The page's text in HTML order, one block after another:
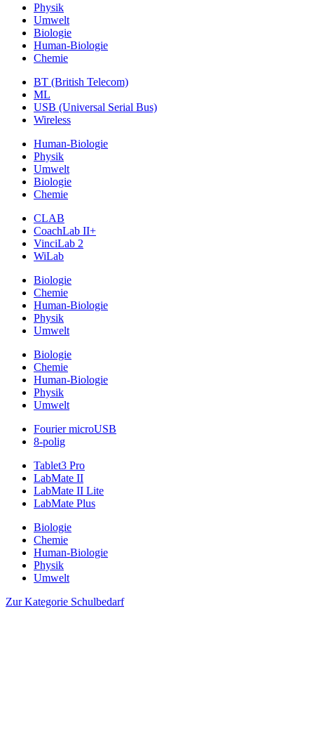
Physik
Umwelt
Biologie
Human-Biologie
Chemie
BT (British Telecom)
ML
USB (Universal Serial Bus)
Wireless
Human-Biologie
Physik
Umwelt
Biologie
Chemie
CLAB
CoachLab II+
VinciLab 2
WiLab
Biologie
Chemie
Human-Biologie
Physik
Umwelt
Biologie
Chemie
Human-Biologie
Physik
Umwelt
Fourier microUSB
8-polig
Tablet3 Pro
LabMate II
LabMate II Lite
LabMate Plus
Biologie
Chemie
Human-Biologie
Physik
Umwelt
Zur Kategorie Schulbedarf